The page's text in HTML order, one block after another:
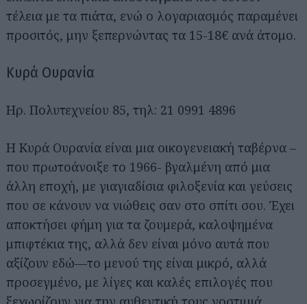
τέλεια με τα πιάτα, ενώ ο λογαριασμός παραμένει
προσιτός, μην ξεπερνώντας τα 15-18€ ανά άτομο.
Κυρά Ουρανία
Ηρ. Πολυτεχνείου 85, τηλ: 21 0991 4896
Η Κυρά Ουρανία είναι μια οικογενειακή ταβέρνα –
που πρωτοάνοιξε το 1966- βγαλμένη από μια
άλλη εποχή, με γιαγιαδίσια φιλοξενία και γεύσεις
που σε κάνουν να νιώθεις σαν στο σπίτι σου. Έχει
αποκτήσει φήμη για τα ζουμερά, καλοψημένα
μπιφτέκια της, αλλά δεν είναι μόνο αυτά που
αξίζουν εδώ—το μενού της είναι μικρό, αλλά
προσεγμένο, με λίγες και καλές επιλογές που